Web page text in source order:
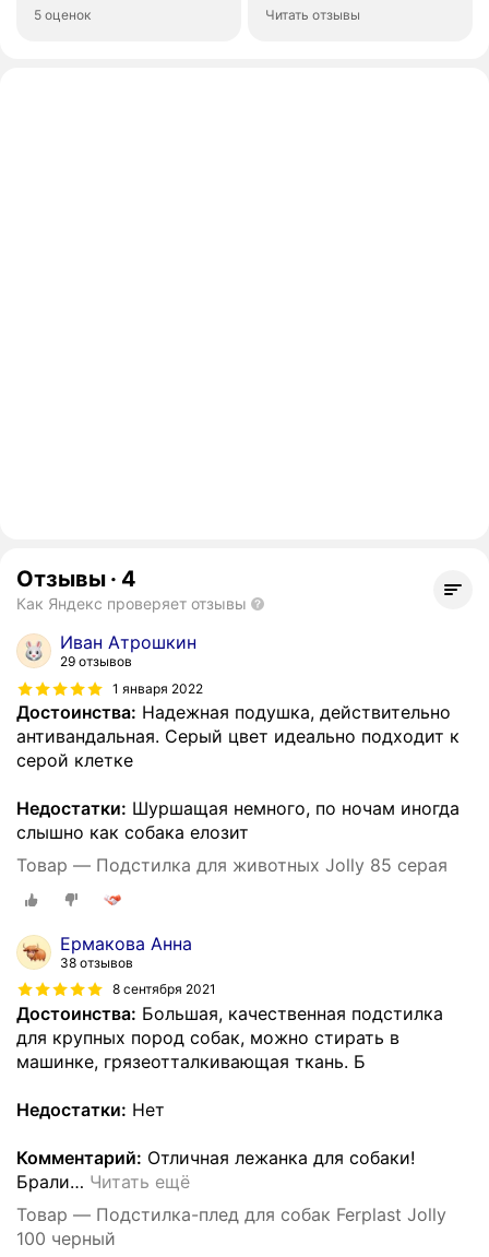
5 оценок Читать отзывы
Отзывы · 4
Как Яндекс проверяет отзывы
Иван Атрошкин
29 отзывов
1 января 2022
Достоинства: Надежная подушка, действительно
антивандальная. Серый цвет идеально подходит к
серой клетке
Недостатки: Шуршащая немного, по ночам иногда
слышно как собака елозит
Товар — Подстилка для животных Jolly 85 серая
Ермакова Анна
38 отзывов
8 сентября 2021
Достоинства: Большая, качественная подстилка
для крупных пород собак, можно стирать в
машинке, грязеотталкивающая ткань. Б
Недостатки: Нет
Комментарий: Отличная лежанка для собаки!
Брали… Читать ещё
Товар — Подстилка-плед для собак Ferplast Jolly
100 черный